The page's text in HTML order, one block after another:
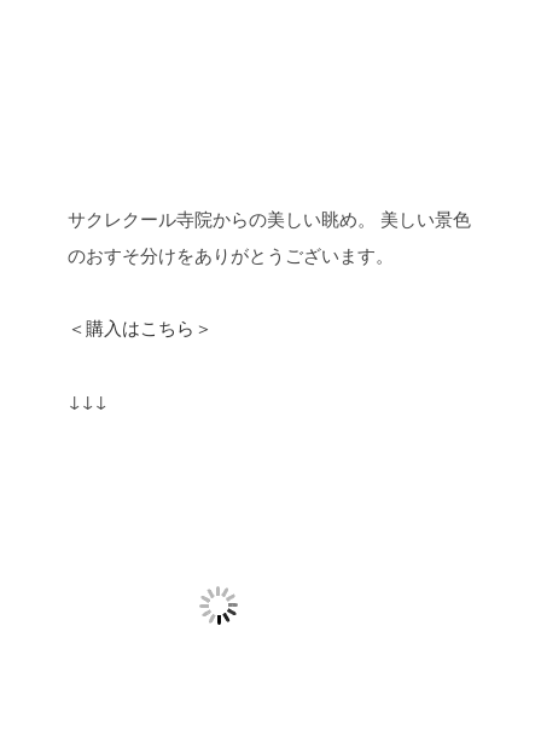
サクレクール寺院からの美しい眺め。
美しい景色
のおすそ分けをありがとうございます。
＜購入はこちら＞
↓↓↓